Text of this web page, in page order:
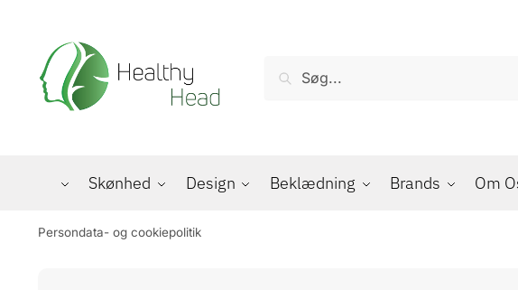
Søg
Skønhed Design Beklædning Brands Om
Persondata- og cookiepolitik